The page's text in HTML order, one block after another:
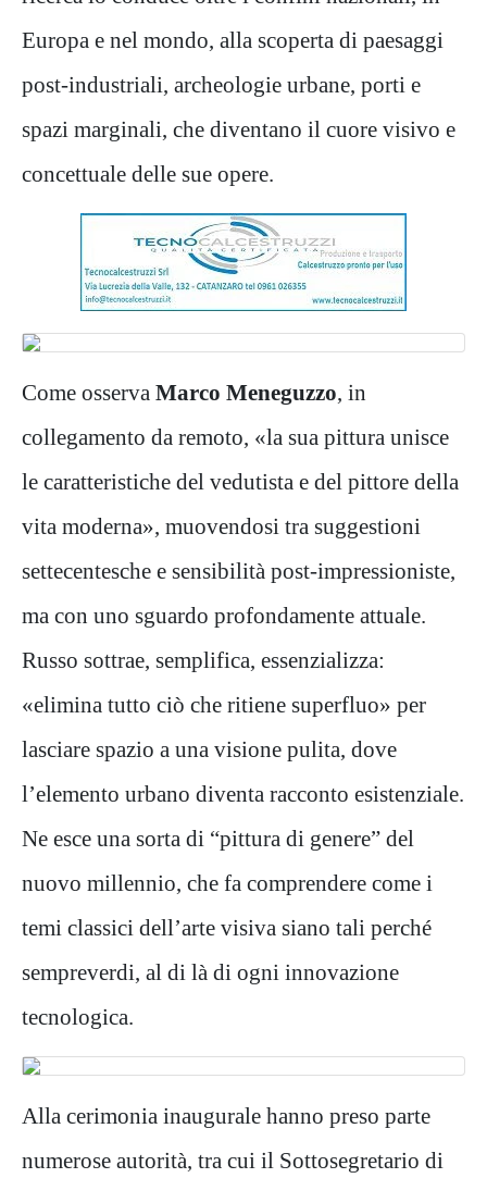
Europa e nel mondo, alla scoperta di paesaggi
post-industriali, archeologie urbane, porti e
spazi marginali, che diventano il cuore visivo e
concettuale delle sue opere.
Come osserva Marco Meneguzzo , in
collegamento da remoto, «la sua pittura unisce
le caratteristiche del vedutista e del pittore della
vita moderna», muovendosi tra suggestioni
settecentesche e sensibilità post-impressioniste,
ma con uno sguardo profondamente attuale.
Russo sottrae, semplifica, essenzializza:
«elimina tutto ciò che ritiene superfluo» per
lasciare spazio a una visione pulita, dove
l’elemento urbano diventa racconto esistenziale.
Ne esce una sorta di “pittura di genere” del
nuovo millennio, che fa comprendere come i
temi classici dell’arte visiva siano tali perché
sempreverdi, al di là di ogni innovazione
tecnologica.
Alla cerimonia inaugurale hanno preso parte
numerose autorità, tra cui il Sottosegretario di